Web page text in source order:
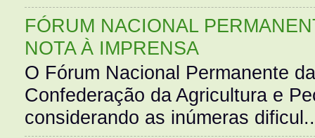
FÓRUM NACIONAL
NOTA À IMPRENSA
O Fórum Nacional Permanente
Confederação da Agricultura e
considerando as inúmeras